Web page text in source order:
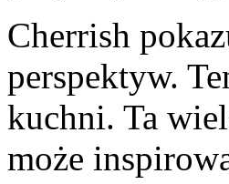
Cherrish
perspektyw.
kuchni. Ta
może